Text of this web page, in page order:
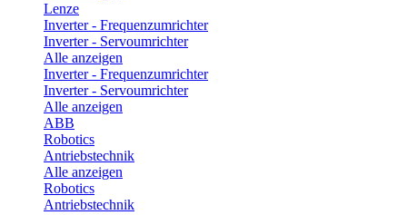
Lenze
Inverter - Frequenzumrichter
Inverter - Servoumrichter
Alle anzeigen
Inverter - Frequenzumrichter
Inverter - Servoumrichter
Alle anzeigen
ABB
Robotics
Antriebstechnik
Alle anzeigen
Robotics
Antriebstechnik